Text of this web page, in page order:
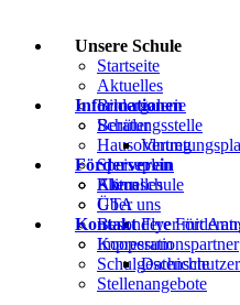
Unsere Schule
Startseite
Aktuelles
Bildergalerie
Beratungsstelle
Hausordnung
Speiseplan
Klimaschule
GTA
Besondere
Kooperationspartner
Schulgeschichte
Stellenangebote
Informationen
Schüler
Eltern
Förderverein
Aktuelles
Über uns
Flyer mit
Kontakt
Impressum